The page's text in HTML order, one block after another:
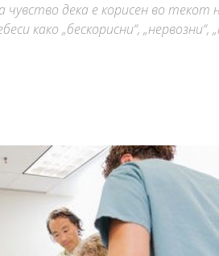
чувство дека е корисен во
како „бескорисни“, „нервозни“,